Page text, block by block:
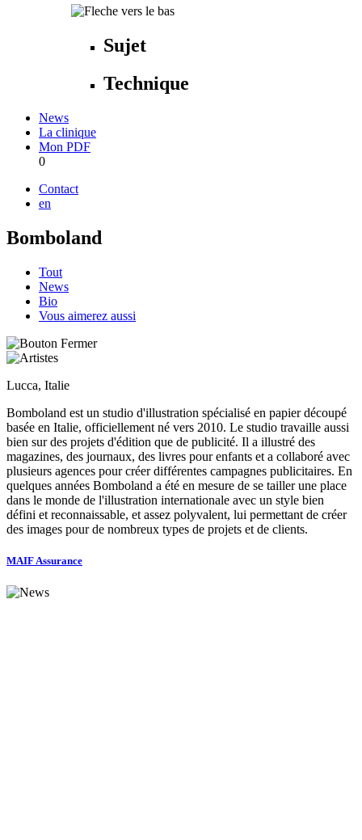
Sujet
Technique
News
La clinique
Mon PDF
0
Contact
en
Bomboland
Tout
News
Bio
Vous aimerez aussi
Lucca, Italie
Bomboland est un studio d'illustration spécialisé en papier découpé
basée en Italie, officiellement né vers 2010. Le studio travaille aussi
bien sur des projets d'édition que de publicité. Il a illustré des
magazines, des journaux, des livres pour enfants et a collaboré avec
plusieurs agences pour créer différentes campagnes publicitaires. En
quelques années Bomboland a été en mesure de se tailler une place
dans le monde de l'illustration internationale avec un style bien
défini et reconnaissable, et assez polyvalent, lui permettant de créer
des images pour de nombreux types de projets et de clients.
MAIF Assurance